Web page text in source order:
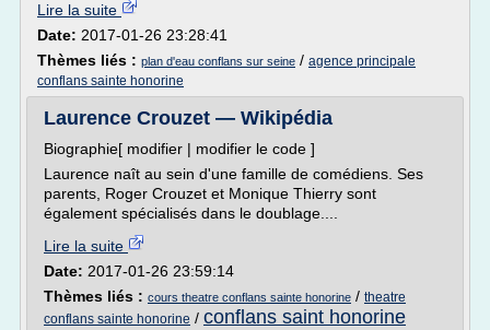
Lire la suite
Date: 2017-01-26 23:28:41
Thèmes liés : plan d'eau conflans sur seine / agence principale
conflans sainte honorine
Laurence Crouzet — Wikipédia
Biographie[ modifier | modifier le code ]
Laurence naît au sein d'une famille de comédiens. Ses
parents, Roger Crouzet et Monique Thierry sont
également spécialisés dans le doublage....
Lire la suite
Date: 2017-01-26 23:59:14
Thèmes liés : cours theatre conflans sainte honorine / theatre
conflans sainte honorine / conflans saint honorine